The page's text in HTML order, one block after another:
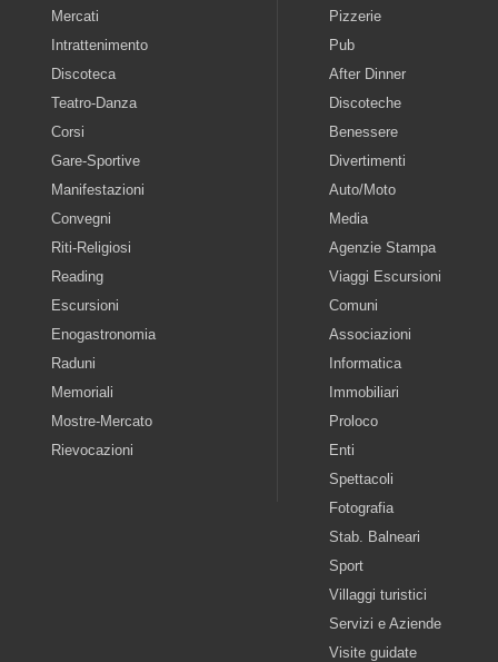
Mercati
Intrattenimento
Discoteca
Teatro-Danza
Corsi
Gare-Sportive
Manifestazioni
Convegni
Riti-Religiosi
Reading
Escursioni
Enogastronomia
Raduni
Memoriali
Mostre-Mercato
Rievocazioni
Pizzerie
Pub
After Dinner
Discoteche
Benessere
Divertimenti
Auto/Moto
Media
Agenzie Stampa
Viaggi Escursioni
Comuni
Associazioni
Informatica
Immobiliari
Proloco
Enti
Spettacoli
Fotografia
Stab. Balneari
Sport
Villaggi turistici
Servizi e Aziende
Visite guidate